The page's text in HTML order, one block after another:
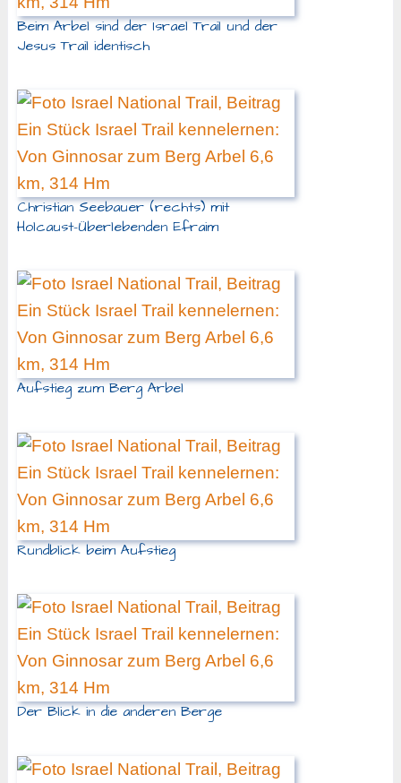
Beim Arbel sind der Israel Trail und der
Jesus Trail identisch
Christian Seebauer (rechts) mit
Holcaust-Überlebenden Efraim
Aufstieg zum Berg Arbel
Rundblick beim Aufstieg
Der Blick in die anderen Berge